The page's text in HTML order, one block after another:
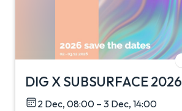
DIG X SUBSURFACE 2026
2 Dec, 08:00 – 3 Dec, 14:00